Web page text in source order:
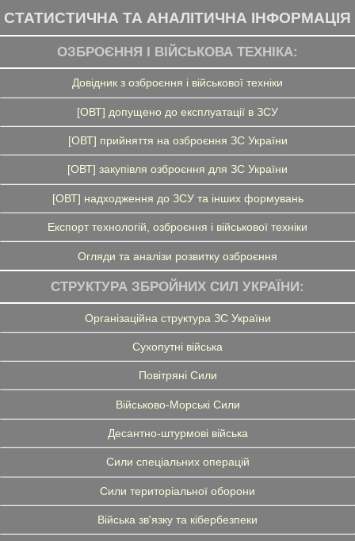
СТАТИСТИЧНА ТА АНАЛІТИЧНА ІНФОРМАЦІЯ
ОЗБРОЄННЯ І ВІЙСЬКОВА ТЕХНІКА:
Довідник з озброєння і військової техніки
[ОВТ] допущено до експлуатації в ЗСУ
[ОВТ] прийняття на озброєння ЗС України
[ОВТ] закупівля озброєння для ЗС України
[ОВТ] надходження до ЗСУ та інших формувань
Експорт технологій, озброєння і військової техніки
Огляди та аналізи розвитку озброєння
СТРУКТУРА ЗБРОЙНИХ СИЛ УКРАЇНИ:
Організаційна структура ЗС України
Сухопутні війська
Повітряні Сили
Військово-Морські Сили
Десантно-штурмові війська
Сили спеціальних операцій
Сили територіальної оборони
Війська зв'язку та кібербезпеки